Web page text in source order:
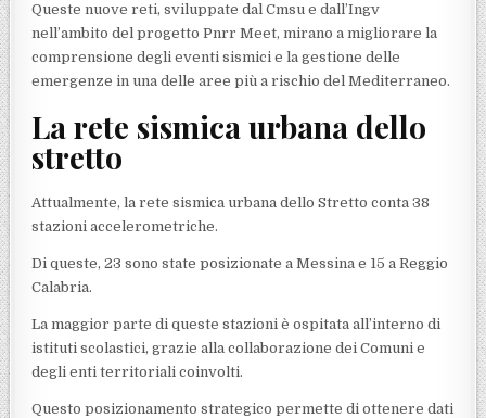
Queste nuove reti, sviluppate dal Cmsu e dall’Ingv
nell’ambito del progetto Pnrr Meet, mirano a migliorare la
comprensione degli eventi sismici e la gestione delle
emergenze in una delle aree più a rischio del Mediterraneo.
La rete sismica urbana dello
stretto
Attualmente, la rete sismica urbana dello Stretto conta 38
stazioni accelerometriche.
Di queste, 23 sono state posizionate a Messina e 15 a Reggio
Calabria.
La maggior parte di queste stazioni è ospitata all’interno di
istituti scolastici, grazie alla collaborazione dei Comuni e
degli enti territoriali coinvolti.
Questo posizionamento strategico permette di ottenere dati